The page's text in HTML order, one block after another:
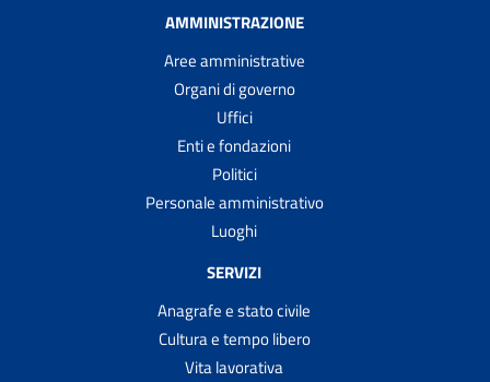
AMMINISTRAZIONE
Aree amministrative
Organi di governo
Uffici
Enti e fondazioni
Politici
Personale amministrativo
Luoghi
SERVIZI
Anagrafe e stato civile
Cultura e tempo libero
Vita lavorativa